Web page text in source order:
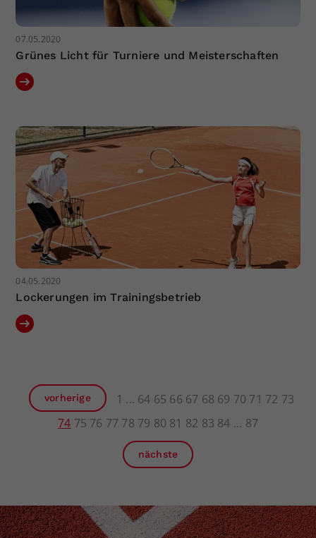
07.05.2020
Grünes Licht für Turniere und Meisterschaften
04.05.2020
Lockerungen im Trainingsbetrieb
vorherige 1 64 65 66 67 68 69 70 71 72 73
74 75 76 77 78 79 80 81 82 83 84 87
nächste